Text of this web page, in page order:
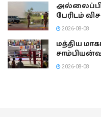
பேரிடம்
2026-08-08
மத்திய
2026-08-08